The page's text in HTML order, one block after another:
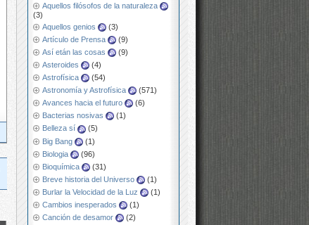
Aquellos filósofos de la naturaleza
(3)
Aquellos genios
(3)
Artículo de Prensa
(9)
Así etán las cosas
(9)
Asteroides
(4)
Astrofísica
(54)
Astronomía y Astrofísica
(571)
Avances hacia el futuro
(6)
Bacterias nosivas
(1)
Belleza sí
(5)
Big Bang
(1)
Biologia
(96)
Bioquímica
(31)
Breve historia del Universo
(1)
Burlar la Velocidad de la Luz
(1)
Cambios inesperados
(1)
Canción de desamor
(2)